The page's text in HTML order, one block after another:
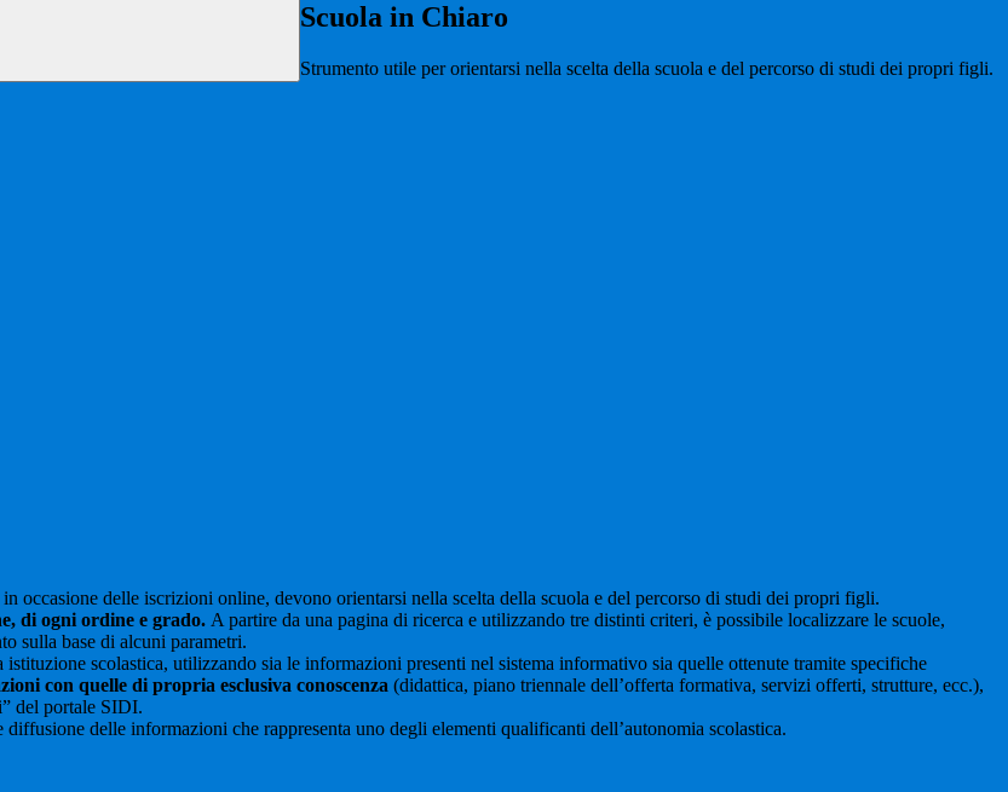
Scuola in Chiaro
Strumento utile per orientarsi nella scelta della scuola e del percorso di studi dei propri figli.
occasione delle iscrizioni online, devono orientarsi nella scelta della scuola e del percorso di studi dei propri figli.
di ogni ordine e grado. A partire da una pagina di ricerca e utilizzando tre distinti criteri, è possibile localizzare le scuole,
sulla base di alcuni parametri.
scolastica, utilizzando sia le informazioni presenti nel sistema informativo sia quelle ottenute tramite specifiche
con quelle di propria esclusiva conoscenza (didattica, piano triennale dell’offerta formativa, servizi offerti, strutture, ecc.),
del portale SIDI.
delle informazioni che rappresenta uno degli elementi qualificanti dell’autonomia scolastica.